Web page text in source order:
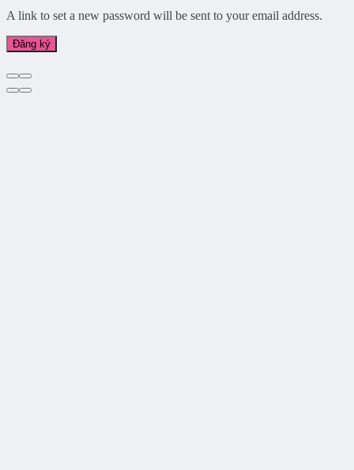
A link to set a new password will be sent to your email address.
Đăng ký